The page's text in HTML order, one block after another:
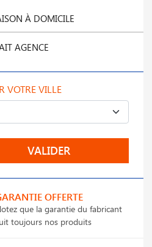
À DOMICILE
AGENCE
VOTRE VILLE
VALIDER
OFFERTE
que la garantie du fabricant
toujours nos produits